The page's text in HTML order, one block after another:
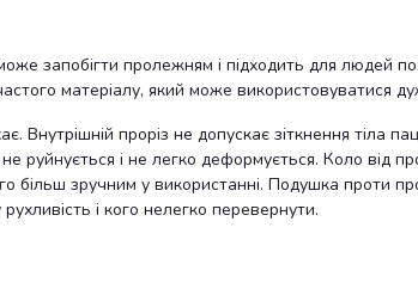
запобігти пролежням і підходить для людей
матеріалу, який може використовуватися
проріз не допускає зіткнення тіла
руйнується і не легко деформується. Коло від
більш зручним у використанні. Подушка проти
і кого нелегко перевернути.